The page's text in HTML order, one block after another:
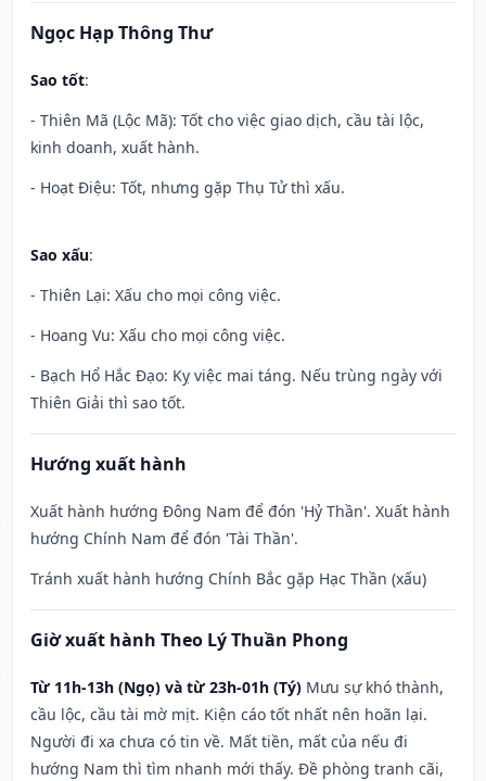
Ngọc Hạp Thông Thư
Sao tốt:
- Thiên Mã (Lộc Mã): Tốt cho việc giao dịch, cầu tài lộc,
kinh doanh, xuất hành.
- Hoạt Điệu: Tốt, nhưng gặp Thụ Tử thì xấu.
Sao xấu:
- Thiên Lại: Xấu cho mọi công việc.
- Hoang Vu: Xấu cho mọi công việc.
- Bạch Hổ Hắc Đạo: Kỵ việc mai táng. Nếu trùng ngày với
Thiên Giải thì sao tốt.
Hướng xuất hành
Xuất hành hướng Đông Nam để đón 'Hỷ Thần'. Xuất hành
hướng Chính Nam để đón 'Tài Thần'.
Tránh xuất hành hướng Chính Bắc gặp Hạc Thần (xấu)
Giờ xuất hành Theo Lý Thuần Phong
Từ 11h-13h (Ngọ) và từ 23h-01h (Tý) Mưu sự khó thành,
cầu lộc, cầu tài mờ mịt. Kiện cáo tốt nhất nên hoãn lại.
Người đi xa chưa có tin về. Mất tiền, mất của nếu đi
hướng Nam thì tìm nhanh mới thấy. Đề phòng tranh cãi,